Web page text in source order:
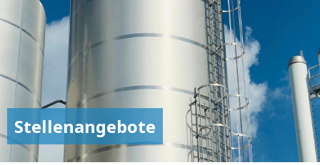
Stellenangebote